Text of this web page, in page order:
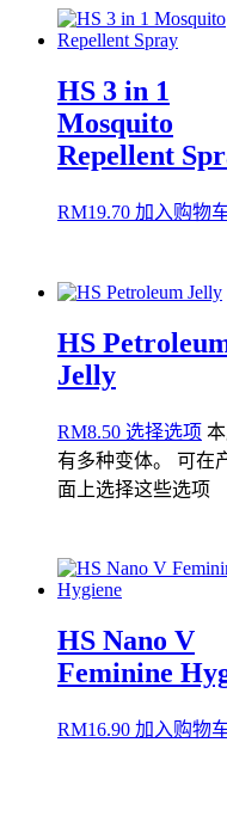
HS 3 in 1
Mosquito
Repellent
RM19.70 加入购物
HS
Jelly
RM8.50 选择选项
有多种变体。 可在
面上选择这些选项
HS Nano V
Feminine
RM16.90 加入购物